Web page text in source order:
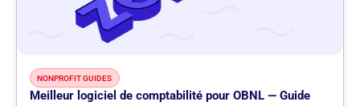
NONPROFIT GUIDES
Meilleur logiciel de comptabilité pour OBNL — Guide